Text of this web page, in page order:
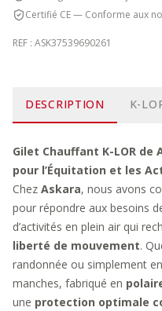
Certifié CE — Conforme aux
REF : ASK37539690261
DESCRIPTION K-
Gilet Chauffant K-LOR de
pour l’Équitation et les
Chez Askara, nous avons
pour répondre aux besoins
d’activités en plein air qui
liberté de mouvement.
randonnée ou simplement
manches, fabriqué en
une protection optimale